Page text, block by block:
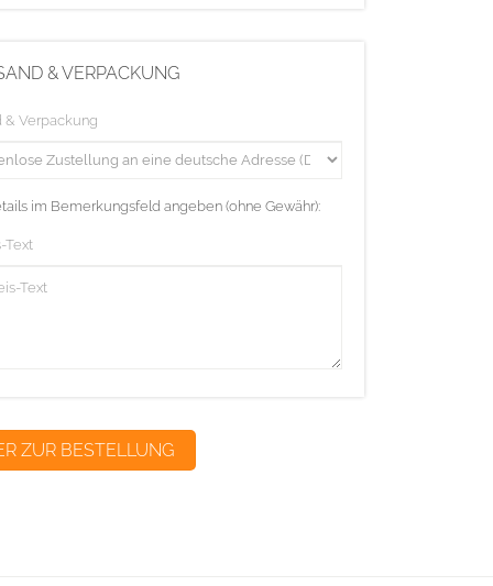
& VERPACKUNG
& Verpackung
im Bemerkungsfeld angeben (ohne Gewähr):
Text